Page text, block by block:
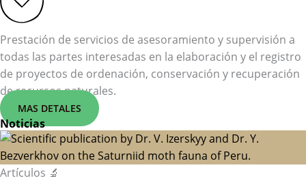
Prestación de servicios de asesoramiento y supervisión a
todas las partes interesadas en la elaboración y el registro
de proyectos de ordenación, conservación y recuperación
de recursos naturales.
MAS DETALES
Noticias
Artículos 🔬